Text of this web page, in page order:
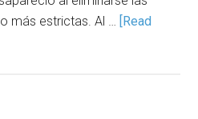
más estrictas. Al … [Read